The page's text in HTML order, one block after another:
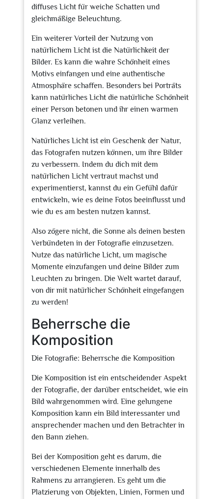
diffuses Licht für weiche Schatten und
gleichmäßige Beleuchtung.
Ein weiterer Vorteil der Nutzung von
natürlichem Licht ist die Natürlichkeit der
Bilder. Es kann die wahre Schönheit eines
Motivs einfangen und eine authentische
Atmosphäre schaffen. Besonders bei Porträts
kann natürliches Licht die natürliche Schönheit
einer Person betonen und ihr einen warmen
Glanz verleihen.
Natürliches Licht ist ein Geschenk der Natur,
das Fotografen nutzen können, um ihre Bilder
zu verbessern. Indem du dich mit dem
natürlichen Licht vertraut machst und
experimentierst, kannst du ein Gefühl dafür
entwickeln, wie es deine Fotos beeinflusst und
wie du es am besten nutzen kannst.
Also zögere nicht, die Sonne als deinen besten
Verbündeten in der Fotografie einzusetzen.
Nutze das natürliche Licht, um magische
Momente einzufangen und deine Bilder zum
Leuchten zu bringen. Die Welt wartet darauf,
von dir mit natürlicher Schönheit eingefangen
zu werden!
Beherrsche die
Komposition
Die Fotografie: Beherrsche die Komposition
Die Komposition ist ein entscheidender Aspekt
der Fotografie, der darüber entscheidet, wie ein
Bild wahrgenommen wird. Eine gelungene
Komposition kann ein Bild interessanter und
ansprechender machen und den Betrachter in
den Bann ziehen.
Bei der Komposition geht es darum, die
verschiedenen Elemente innerhalb des
Rahmens zu arrangieren. Es geht um die
Platzierung von Objekten, Linien, Formen und